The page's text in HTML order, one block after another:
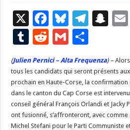
X
F
ac
e
b
o
o
k
Bl
u
es
ky
T
gr
a
m
S
p
c
h
at
T
u
m
bl
r
R
e
d
di
t
G
m
ai
l
ta
g
er
(Julien Pernici – Alta Frequenza) –
tous les candidats qui seront présents
prochain en Haute-Corse, la confirmation
dans le canton du Cap Corse est
conseil général François Orlandi et Jacky
ont fusionné, s’affronteront, avec
Michel Stefani pour le Parti Communiste